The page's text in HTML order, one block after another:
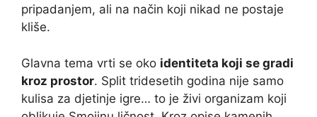
pripadanjem, ali na način koji nikad ne postaje
kliše.
Glavna tema vrti se oko identiteta koji se gradi
kroz prostor. Split tridesetih godina nije samo
kulisa za djetinje igre… to je živi organizam koji